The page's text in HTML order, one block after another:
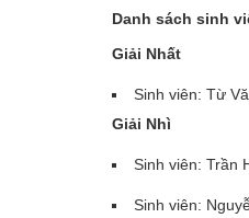
Danh sách sinh
Giải Nhất
Sinh viên: Từ
Giải Nhì
Sinh viên: Trần
Sinh viên: